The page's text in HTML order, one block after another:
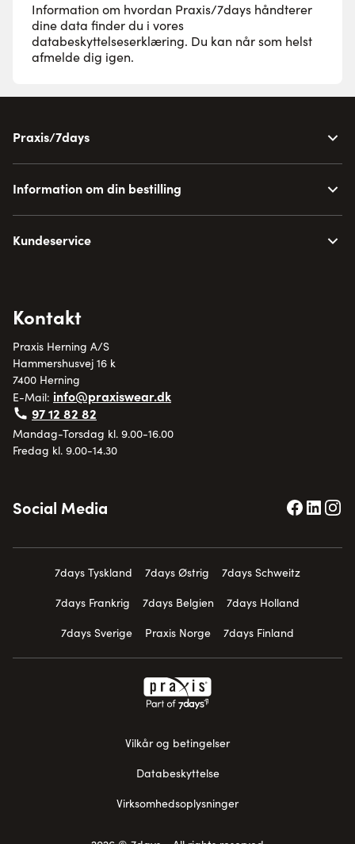
Information om hvordan Praxis/7days håndterer
dine data finder du i vores
databeskyttelseserklæring. Du kan når som helst
afmelde dig igen.
Praxis/7days
Information om din bestilling
Kundeservice
Kontakt
Praxis Herning A/S
Hammershusvej 16 k
7400 Herning
E-Mail: info@praxiswear.dk
97 12 82 82
Mandag-Torsdag kl. 9.00-16.00
Fredag kl. 9.00-14.30
Social Media
7days Tyskland 7days Østrig
7days Schweitz
7days Frankrig
7days Belgien
7days Holland
7days Sverige
Praxis Norge 7days Finland
Vilkår og betingelser
Databeskyttelse
Virksomhedsoplysninger